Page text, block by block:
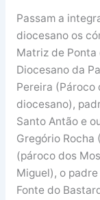
Passam a
diocesano os
Matriz de
Diocesano da
Pereira (Pároco
diocesano),
Santo Antão e
Gregório Rocha
(pároco dos
Miguel), o
Fonte do